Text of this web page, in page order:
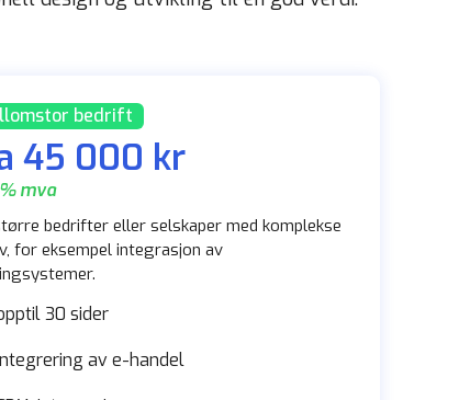
bedrift
45 000 kr
mva
bedrifter eller selskaper med komplekse
for eksempel integrasjon av
30 sider
av e-handel